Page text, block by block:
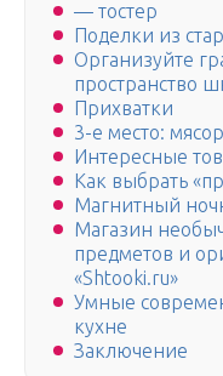
— тостер
Поделки из
Организуйте
пространство
Прихватки
3-е место:
Интересные
Как выбрать
Магнитный
Магазин
предметов и
«Shtooki.ru»
Умные
кухне
Заключение